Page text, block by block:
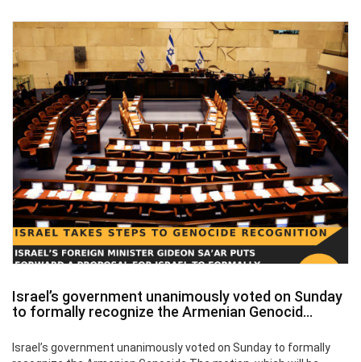
Israel’s government unanimously voted on Sunday
to formally recognize the Armenian Genocid...
Israel’s government unanimously voted on Sunday to formally